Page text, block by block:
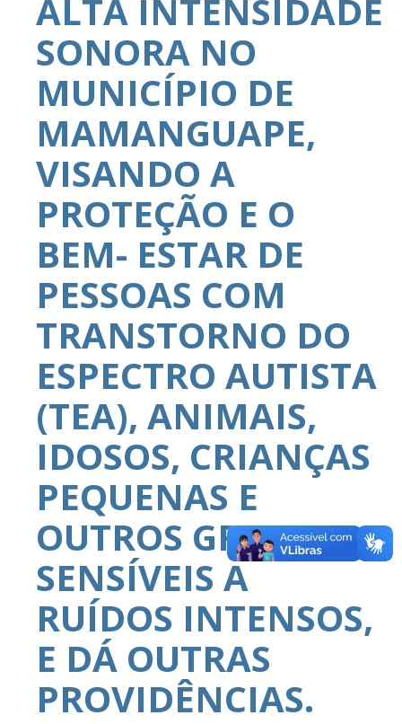
ALTA INTENSIDADE
SONORA NO
MUNICÍPIO DE
MAMANGUAPE,
VISANDO A
PROTEÇÃO E O
BEM- ESTAR DE
PESSOAS COM
TRANSTORNO DO
ESPECTRO AUTISTA
(TEA), ANIMAIS,
IDOSOS, CRIANÇAS
PEQUENAS E
OUTROS GRUPOS
SENSÍVEIS A
RUÍDOS INTENSOS,
E DÁ OUTRAS
PROVIDÊNCIAS.